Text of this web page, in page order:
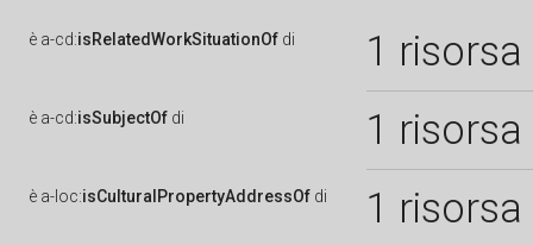
è a-cd:isRelatedWorkSituationOf di 1 risorsa
è a-cd:isSubjectOf di 1 risorsa
è a-loc:isCulturalPropertyAddressOf di 1 risorsa